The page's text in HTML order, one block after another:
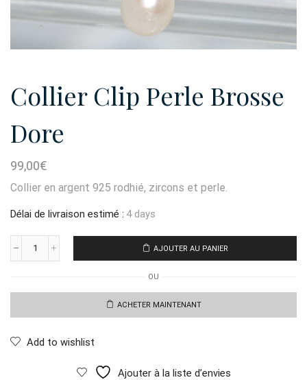
Collier Clip Perle Brosse
Dore
99,00€
Collier en argent 925 rodhié, zircons et perle.
Délai de livraison estimé : 4 days
quantité
Clip
AJOUTER AU PANIER
OU
ACHETER MAINTENANT
Add to wishlist
Ajouter à la liste d’envies